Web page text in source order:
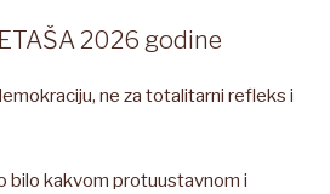
2026 godine
ne za totalitarni refleks i
bilo kakvom protuustavnom i